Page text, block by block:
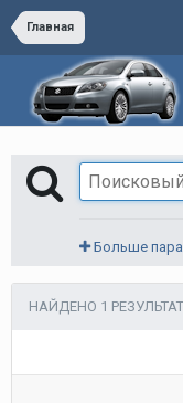
Главная
Больше
НАЙДЕНО 1 РЕЗУЛЬТАТ